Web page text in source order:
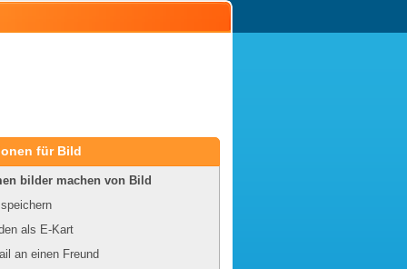
für Bild
bilder machen von Bild
als E-Kart
an einen Freund